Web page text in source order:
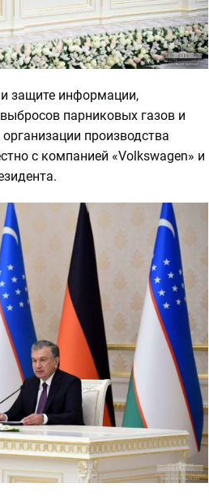
защите информации,
парниковых газов и
производства
с компанией «Volkswagen» и